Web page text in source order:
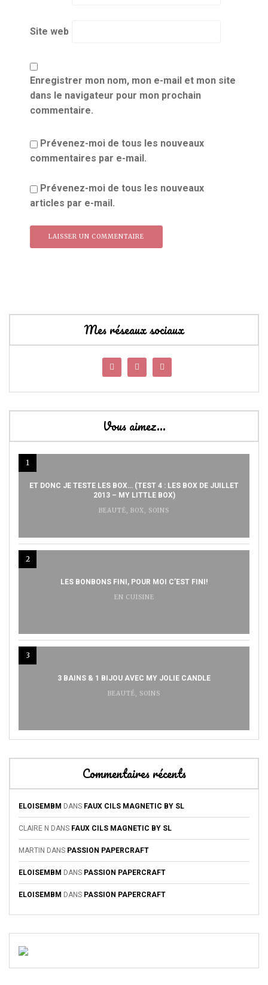
Site web
Enregistrer mon nom, mon e-mail et mon site
dans le navigateur pour mon prochain
commentaire.
Prévenez-moi de tous les nouveaux
commentaires par e-mail.
Prévenez-moi de tous les nouveaux
articles par e-mail.
Mes réseaux sociaux
Vous aimez…
1
ET DONC JE TESTE LES BOX… (TEST 4 : LES BOX DE JUILLET
2013 – MY LITTLE BOX)
BEAUTÉ, BOX, SOINS
2
LES BONBONS FINI, POUR MOI C’EST FINI!
EN CUISINE
3
3 BAINS & 1 BIJOU AVEC MY JOLIE CANDLE
BEAUTÉ, SOINS
Commentaires récents
ELOISEMBM DANS FAUX CILS MAGNETIC BY SL
CLAIRE N DANS FAUX CILS MAGNETIC BY SL
MARTIN DANS PASSION PAPERCRAFT
ELOISEMBM DANS PASSION PAPERCRAFT
ELOISEMBM DANS PASSION PAPERCRAFT